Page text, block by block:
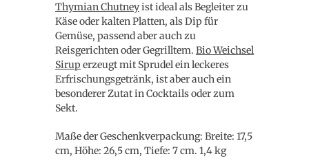
Thymian Chutneyist ideal als Begleiter zu
Käse oder kalten Platten, als Dip für
Gemüse, passend aber auch zu
Reisgerichten oder Gegrilltem. Bio Weichsel
Sirup erzeugt mit Sprudel ein leckeres
Erfrischungsgetränk, ist aber auch ein
besonderer Zutat in Cocktails oder zum
Sekt.
Maße der Geschenkverpackung: Breite: 17,5
cm, Höhe: 26,5 cm, Tiefe: 7 cm. 1,4 kg